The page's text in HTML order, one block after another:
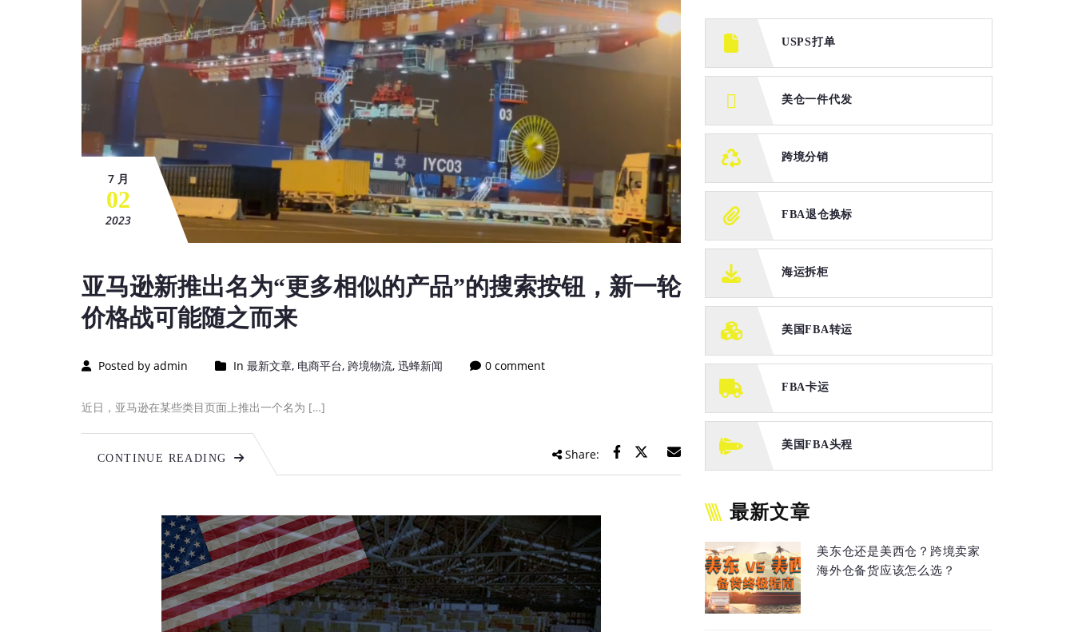
7 月
02
2023
亚马逊新推出名为“更多相似的产品”的搜索按钮，新一轮
价格战可能随之而来
Posted by admin In 最新文章, 电商平台, 跨境物流, 迅蜂新闻 0 comment
近日，亚马逊在某些类目页面上推出一个名为 […]
CONTINUE READING Share:
USPS打单
美仓一件代发
跨境分销
FBA退仓换标
海运拆柜
美国FBA转运
FBA卡运
美国FBA头程
最新文章
美东仓还是美西仓？跨境卖家
海外仓备货应该怎么选？